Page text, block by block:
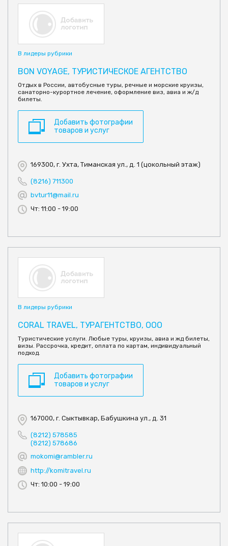
В лидеры рубрики
BON VOYAGE, ТУРИСТИЧЕСКОЕ АГЕНТСТВО
Отдых в России, автобусные туры, речные и морские круизы,
санаторно-курортное лечение, оформление виз, авиа и ж/д
билеты.
Добавить фотографии
товаров и услуг
169300, г. Ухта, Тиманская ул., д. 1 (цокольный этаж)
(8216) 711300
bvtur11@mail.ru
Чт: 11:00 - 19:00
В лидеры рубрики
CORAL TRAVEL, ТУРАГЕНТСТВО, ООО
Туристические услуги. Любые туры, круизы, авиа и жд билеты,
визы. Рассрочка, кредит, оплата по картам, индивидуальный
подход.
Добавить фотографии
товаров и услуг
167000, г. Сыктывкар, Бабушкина ул., д. 31
(8212) 578585
(8212) 578686
mokomi@rambler.ru
http://komitravel.ru
Чт: 10:00 - 19:00